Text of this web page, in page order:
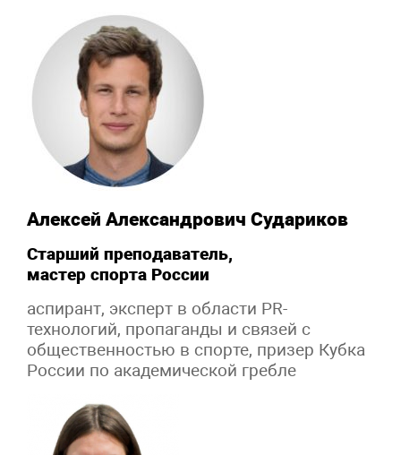
Алексей Александрович Судариков
Старший преподаватель,
мастер спорта России
аспирант, эксперт в области PR-
технологий, пропаганды и связей с
общественностью в спорте, призер Кубка
России по академической гребле